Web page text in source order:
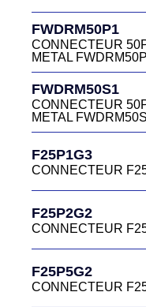
FWDRM50P1
CONNECTEUR
METAL
FWDRM50S1
CONNECTEUR
METAL
F25P1G3
CONNECTEUR
F25P2G2
CONNECTEUR
F25P5G2
CONNECTEUR